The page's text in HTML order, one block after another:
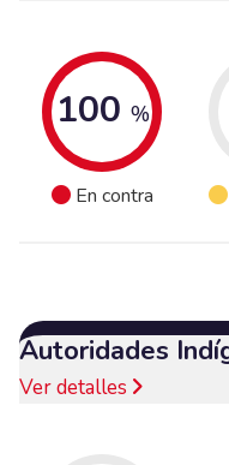
100 %
En contra
Autoridades
Ver detalles